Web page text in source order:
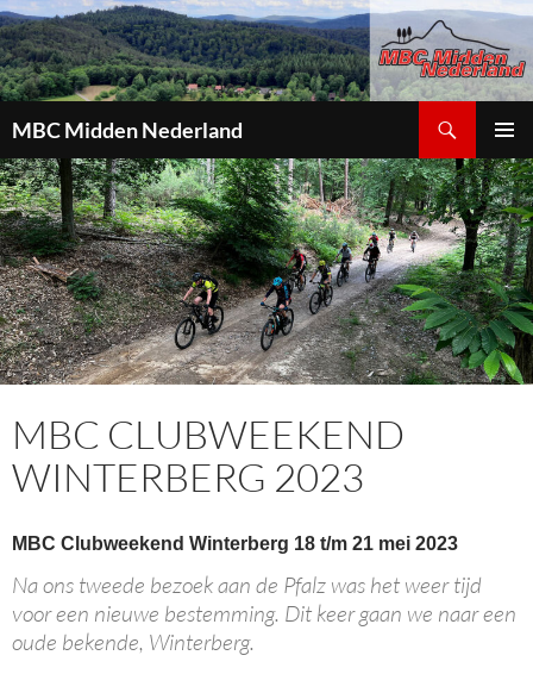
MBC Midden Nederland
MENU
NAAR
DE
INHOUD
MBC CLUBWEEKEND
WINTERBERG 2023
MBC Clubweekend Winterberg 18 t/m 21 mei 2023
Na ons tweede bezoek aan de Pfalz was het weer tijd
voor een nieuwe bestemming. Dit keer gaan we naar een
oude bekende, Winterberg.